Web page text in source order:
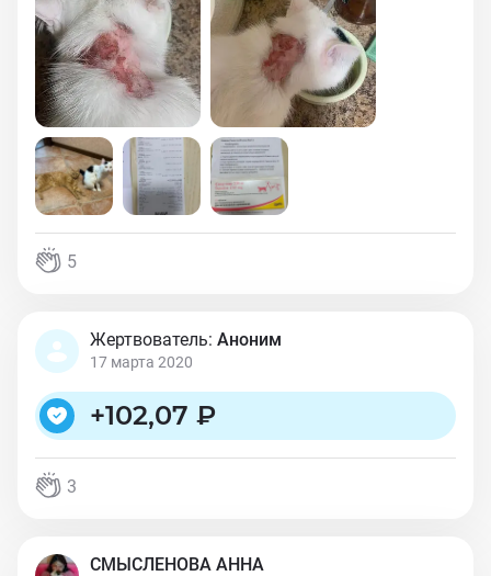
5
Жертвователь: Аноним
17 марта 2020
+102,07 ₽
3
СМЫСЛЕНОВА АННА